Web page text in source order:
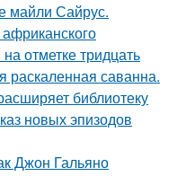
майли Сайрус.
отметке тридцать
раскаленная саванна.
библиотеку
новых эпизодов
Джон Гальяно